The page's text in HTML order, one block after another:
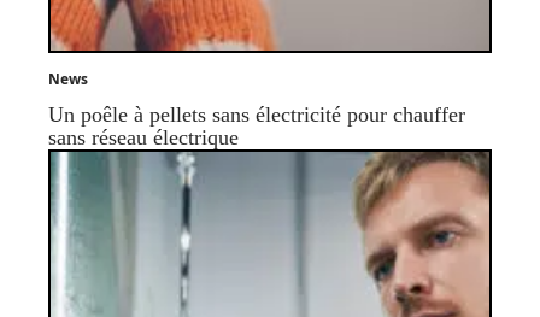
News
Un poêle à pellets sans électricité pour chauffer
sans réseau électrique